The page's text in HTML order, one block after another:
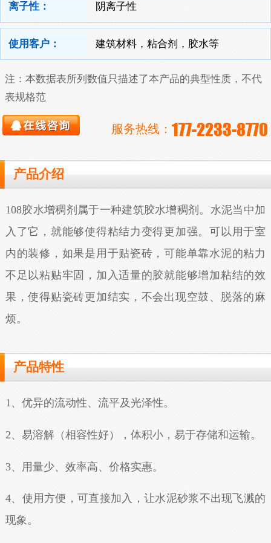
离子性： 阴离子性
使用客户： 建筑材料，粘合剂，胶水等
注：本数据表所列数值只描述了本产品的典型性质，不代
表规格范
服务热线：177-2233-8770
产品介绍
108胶水增稠剂属于一种建筑胶水增稠剂。水泥当中加
入了它，就能够使得粘结力变得更加强。可以用于室
内的装修，如果是用于贴瓷砖，可能单靠水泥的粘力
不足以粘贴牢固，加入适量的胶就能够增加粘结的效
果，使得贴瓷砖更加结实，不会出现空鼓、脱落的麻
烦。
产品特性
1、优异的流动性、流平及光泽性。
2、易溶解（相容性好），体积小，易于存储和运输。
3、用量少、效率高、价格实惠。
4、使用方便，可直接加入，让水泥砂浆不出现飞溅的
现象。